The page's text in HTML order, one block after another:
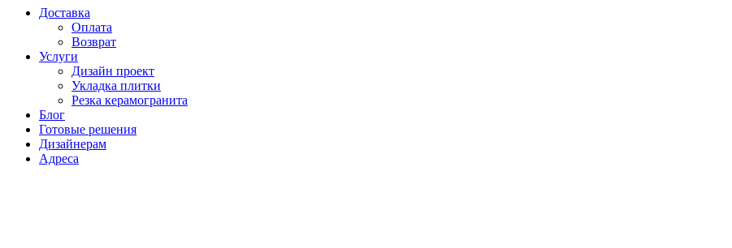
Доставка
Оплата
Возврат
Услуги
Дизайн проект
Укладка плитки
Резка керамогранита
Блог
Готовые решения
Дизайнерам
Адреса